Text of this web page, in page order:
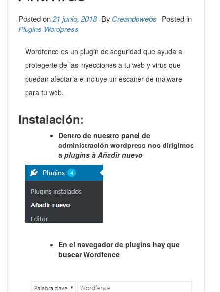
Posted on21 junio, 2018 By Creandowebs Posted in
Plugins Wordpress
Wordfence es un plugin de seguridad que ayuda a
protegerte de las inyecciones a tu web y virus que
puedan afectarla e incluye un escaner de malware
para tu web.
Instalación:
Dentro de nuestro panel de
administración wordpress nos dirigimos
a plugins à Añadir nuevo
En el navegador de plugins hay que
buscar Wordfence